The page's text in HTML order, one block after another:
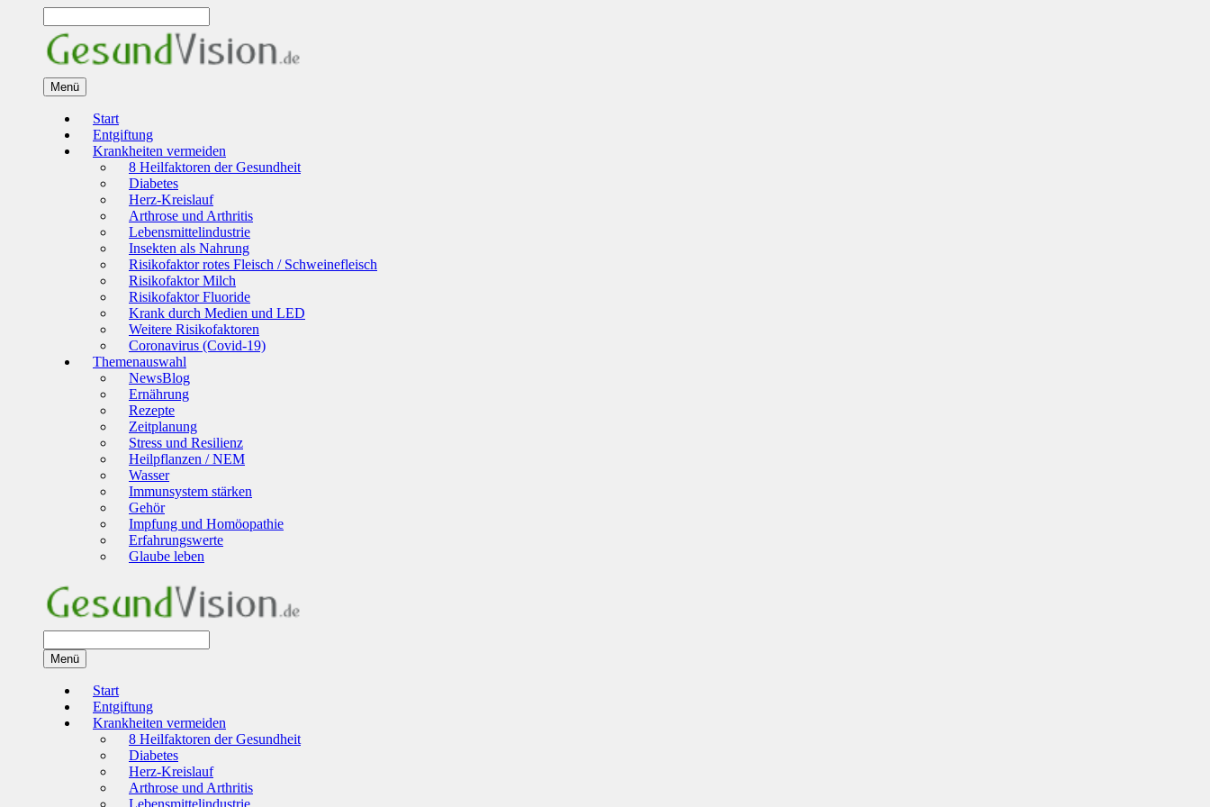
springen
Menü
Start
Entgiftung
Krankheiten vermeiden
8 Heilfaktoren der Gesundheit
Diabetes
Herz-Kreislauf
Arthrose und Arthritis
Lebensmittelindustrie
Insekten als Nahrung
Risikofaktor rotes Fleisch / Schweinefleisch
Risikofaktor Milch
Risikofaktor Fluoride
Krank durch Medien und LED
Weitere Risikofaktoren
Coronavirus (Covid-19)
Themenauswahl
NewsBlog
Ernährung
Rezepte
Zeitplanung
Stress und Resilienz
Heilpflanzen / NEM
Wasser
Immunsystem stärken
Gehör
Impfung und Homöopathie
Erfahrungswerte
Glaube leben
Menü
Start
Entgiftung
Krankheiten vermeiden
8 Heilfaktoren der Gesundheit
Diabetes
Herz-Kreislauf
Arthrose und Arthritis
Lebensmittelindustrie